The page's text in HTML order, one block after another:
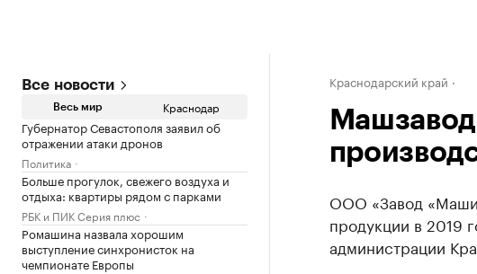
Все новости
Весь мир Краснодар
Губернатор Севастополя заявил об
отражении атаки дронов
Политика
Больше прогулок, свежего воздуха и
отдыха: квартиры рядом с парками
РБК и ПИК Серия плюс
Ромашина назвала хорошим
выступление синхронисток на
чемпионате Европы
Краснодарский край
ООО «Завод
продукции в 2019
администрации